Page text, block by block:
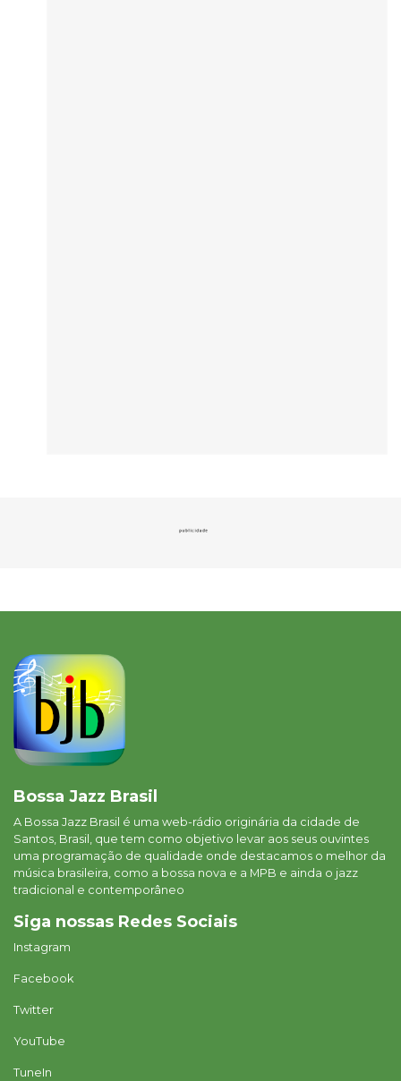
Bossa Jazz Brasil
A Bossa Jazz Brasil é uma web-rádio originária da cidade de
Santos, Brasil, que tem como objetivo levar aos seus ouvintes
uma programação de qualidade onde destacamos o melhor da
música brasileira, como a bossa nova e a MPB e ainda o jazz
tradicional e contemporâneo
Siga nossas Redes Sociais
Instagram
Facebook
Twitter
YouTube
TuneIn